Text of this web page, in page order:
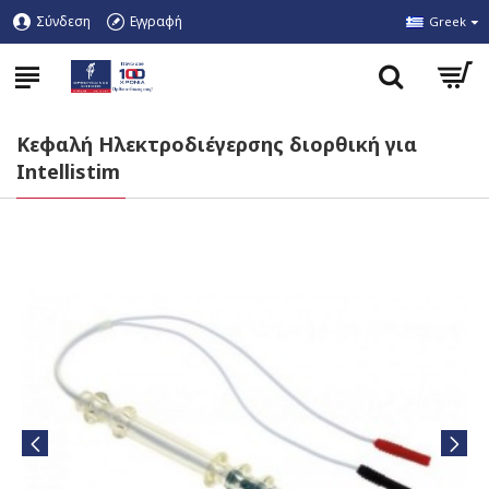
Σύνδεση Εγγραφή Greek
Κεφαλή Ηλεκτροδιέγερσης διορθική για
Intellistim